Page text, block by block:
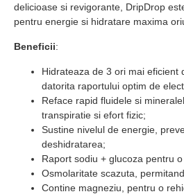
delicioase si revigorante, DripDrop
pentru energie si hidratare maxima
Beneficii:
Hidrateaza de 3 ori mai eficient
datorita raportului optim de
Reface rapid fluidele si
transpiratie si efort fizic;
Sustine nivelul de energie,
deshidratarea;
Raport sodiu + glucoza pentru
Osmolaritate scazuta,
Contine magneziu, pentru o